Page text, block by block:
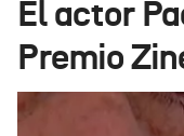
El actor
Premio